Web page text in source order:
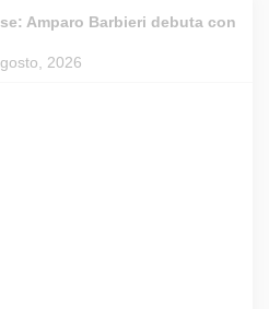
Amparo Barbieri debuta con
2026